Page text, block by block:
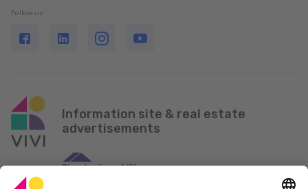
Follow us
Information site & real estate
advertisements